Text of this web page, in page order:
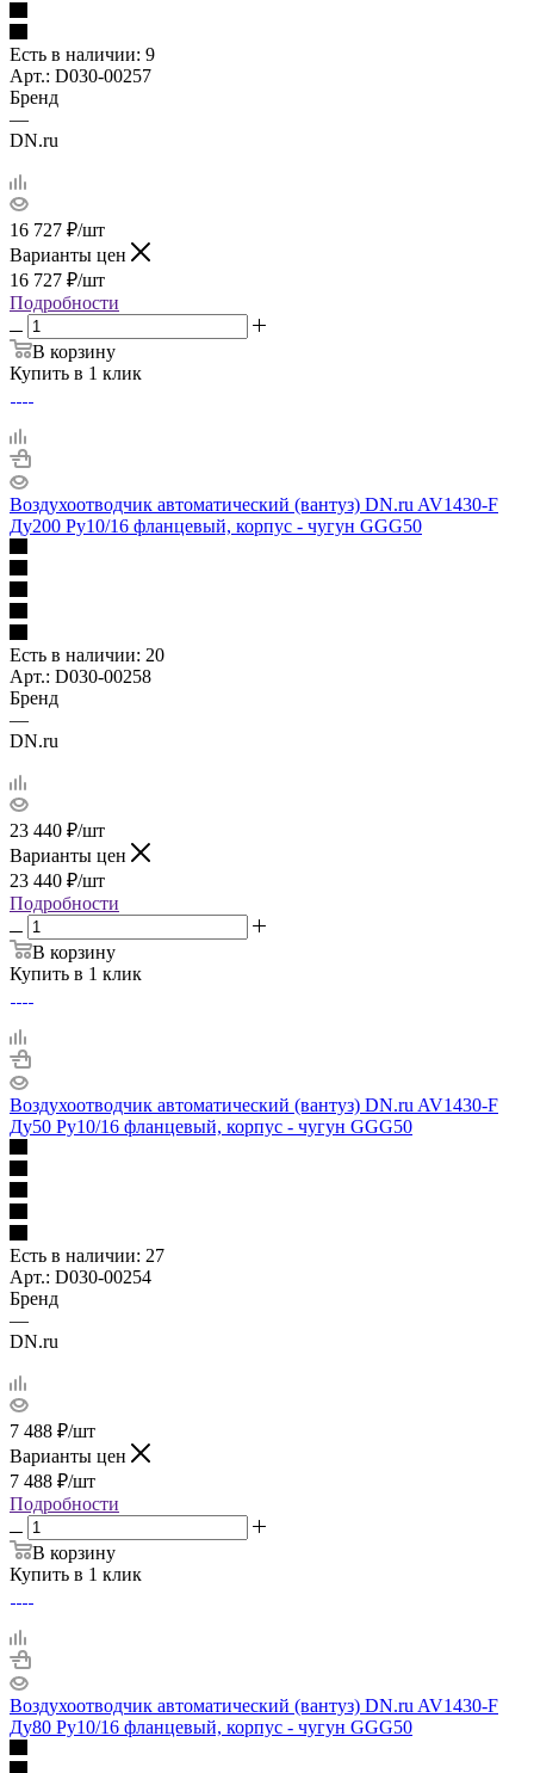
Есть в наличии: 9
Арт.: D030-00257
Бренд
—
DN.ru
16 727 ₽/шт
Варианты цен
16 727 ₽/шт
Подробности
В корзину
Купить в 1 клик
Воздухоотводчик автоматический (вантуз) DN.ru AV1430-F
Ду200 Ру10/16 фланцевый, корпус - чугун GGG50
Есть в наличии: 20
Арт.: D030-00258
Бренд
—
DN.ru
23 440 ₽/шт
Варианты цен
23 440 ₽/шт
Подробности
В корзину
Купить в 1 клик
Воздухоотводчик автоматический (вантуз) DN.ru AV1430-F
Ду50 Ру10/16 фланцевый, корпус - чугун GGG50
Есть в наличии: 27
Арт.: D030-00254
Бренд
—
DN.ru
7 488 ₽/шт
Варианты цен
7 488 ₽/шт
Подробности
В корзину
Купить в 1 клик
Воздухоотводчик автоматический (вантуз) DN.ru AV1430-F
Ду80 Ру10/16 фланцевый, корпус - чугун GGG50